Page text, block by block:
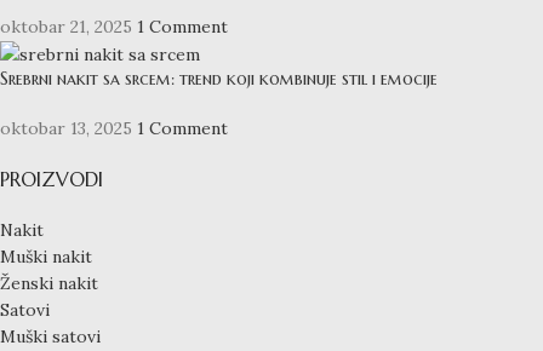
oktobar 21, 2025 1 Comment
Srebrni nakit sa srcem: trend koji kombinuje stil i emocije
oktobar 13, 2025 1 Comment
PROIZVODI
Nakit
Muški nakit
Ženski nakit
Satovi
Muški satovi